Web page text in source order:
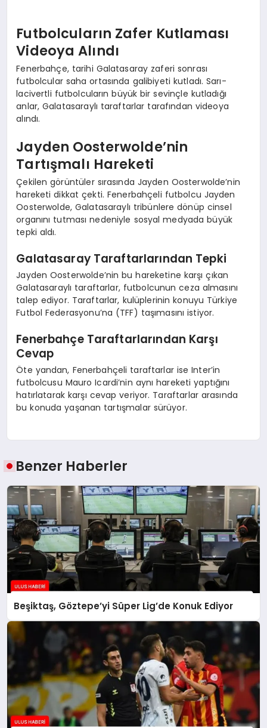
Futbolcuların Zafer Kutlaması
Videoya Alındı
Fenerbahçe, tarihi Galatasaray zaferi sonrası
futbolcular saha ortasında galibiyeti kutladı. Sarı-
lacivertli futbolcuların büyük bir sevinçle kutladığı
anlar, Galatasaraylı taraftarlar tarafından videoya
alındı.
Jayden Oosterwolde’nin
Tartışmalı Hareketi
Çekilen görüntüler sırasında Jayden Oosterwolde’nin
hareketi dikkat çekti. Fenerbahçeli futbolcu Jayden
Oosterwolde, Galatasaraylı tribünlere dönüp cinsel
organını tutması nedeniyle sosyal medyada büyük
tepki aldı.
Galatasaray Taraftarlarından Tepki
Jayden Oosterwolde’nin bu hareketine karşı çıkan
Galatasaraylı taraftarlar, futbolcunun ceza almasını
talep ediyor. Taraftarlar, kulüplerinin konuyu Türkiye
Futbol Federasyonu’na (TFF) taşımasını istiyor.
Fenerbahçe Taraftarlarından Karşı
Cevap
Öte yandan, Fenerbahçeli taraftarlar ise Inter’in
futbolcusu Mauro Icardi’nin aynı hareketi yaptığını
hatırlatarak karşı cevap veriyor. Taraftarlar arasında
bu konuda yaşanan tartışmalar sürüyor.
Benzer Haberler
Beşiktaş, Göztepe’yi Süper Lig’de Konuk Ediyor